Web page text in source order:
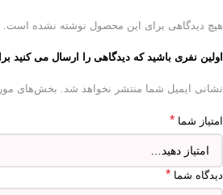
هیچ دیدگاهی برای این محصول نوشته نشده است.
اولین نفری باشید که دیدگاهی را ارسال می کنید
نشانی ایمیل شما منتشر نخواهد شد. بخش‌های
امتیاز شما *
دیدگاه شما *